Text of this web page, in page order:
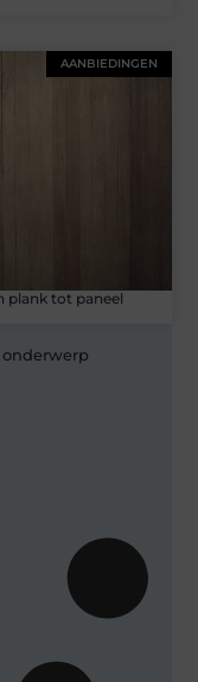
AANBIEDINGEN
plank tot paneel